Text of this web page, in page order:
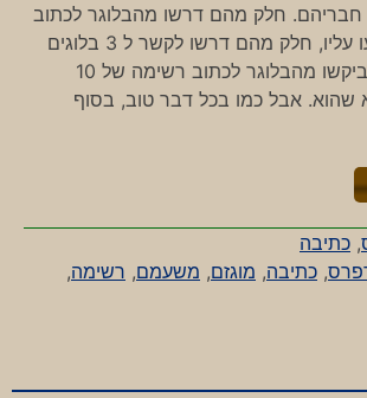
חבריהם. חלק מהם דרשו מהבלוגר לכתוב
5 פרטים שלא ידעו עליו, חלק מהם דרשו לקשר ל 3 בלוגים
שהוא אוהב וחלק ביקשו מהבלוגר לכתוב רשימה של 10
שהוא. אבל כמו בכל דבר טוב, בסוף
, כתיבה
, כתיבה, מוגזם, משעמם, רשימה,